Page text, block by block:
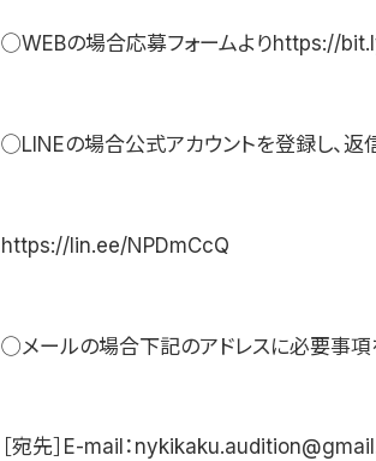
◯WEBの場合応募フォームよりhttps://
◯LINEの場合公式アカウントを登録し、返
https://lin.ee/NPDmCcQ
◯メールの場合下記のアドレスに必要事項
［宛先］E-mail：